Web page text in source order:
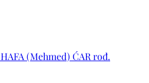
(Mehmed) ĆAR rođ.